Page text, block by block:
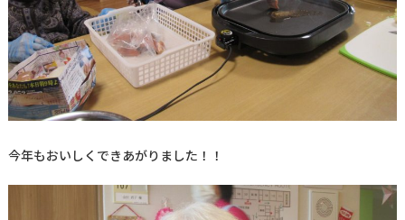
今年もおいしくできあがりました！！